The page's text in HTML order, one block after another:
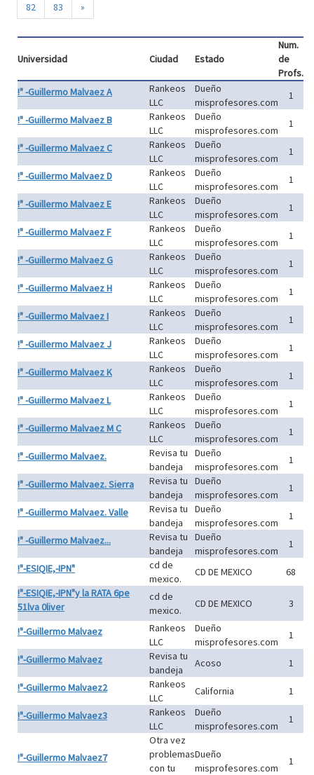
82
83 »
Universidad Ciudad Estado
Num.
de
Profs.
!" -Guillermo Malvaez A
Rankeos
LLC
Dueño
misprofesores.com
1
!" -Guillermo Malvaez B
Rankeos
LLC
Dueño
misprofesores.com
1
!" -Guillermo Malvaez C
Rankeos
LLC
Dueño
misprofesores.com
1
!" -Guillermo Malvaez D
Rankeos
LLC
Dueño
misprofesores.com
1
!" -Guillermo Malvaez E
Rankeos
LLC
Dueño
misprofesores.com
1
!" -Guillermo Malvaez F
Rankeos
LLC
Dueño
misprofesores.com
1
!" -Guillermo Malvaez G
Rankeos
LLC
Dueño
misprofesores.com
1
!" -Guillermo Malvaez H
Rankeos
LLC
Dueño
misprofesores.com
1
!" -Guillermo Malvaez I
Rankeos
LLC
Dueño
misprofesores.com
1
!" -Guillermo Malvaez J
Rankeos
LLC
Dueño
misprofesores.com
1
!" -Guillermo Malvaez K
Rankeos
LLC
Dueño
misprofesores.com
1
!" -Guillermo Malvaez L
Rankeos
LLC
Dueño
misprofesores.com
1
!" -Guillermo Malvaez M C
Rankeos
LLC
Dueño
misprofesores.com
1
!" -Guillermo Malvaez.
Revisa tu
bandeja
Dueño
misprofesores.com
1
!" -Guillermo Malvaez. Sierra
Revisa tu
bandeja
Dueño
misprofesores.com
1
!" -Guillermo Malvaez. Valle
Revisa tu
bandeja
Dueño
misprofesores.com
1
!" -Guillermo Malvaez...
Revisa tu
bandeja
Dueño
misprofesores.com
1
!"-ESIQIE,-IPN"
cd de
mexico.
CD DE MEXICO
68
!"-ESIQIE,-IPN"y la RATA 6pe
51lva 0liver
cd de
mexico.
CD DE MEXICO 3
!"-Guillermo Malvaez
Rankeos
LLC
Dueño
misprofesores.com
1
!"-Guillermo Malvaez
Revisa tu
bandeja
Acoso
1
!"-Guillermo Malvaez2
Rankeos
LLC
California
1
!"-Guillermo Malvaez3
Rankeos
LLC
Dueño
misprofesores.com
1
!"-Guillermo Malvaez7
Otra vez
problemas
con tu
Dueño
misprofesores.com
1